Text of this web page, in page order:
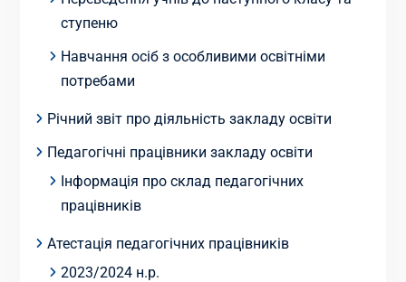
ступеню
Навчання осіб з особливими освітніми
потребами
Річний звіт про діяльність закладу освіти
Педагогічні працівники закладу освіти
Інформація про склад педагогічних
працівників
Атестація педагогічних працівників
2023/2024 н.р.